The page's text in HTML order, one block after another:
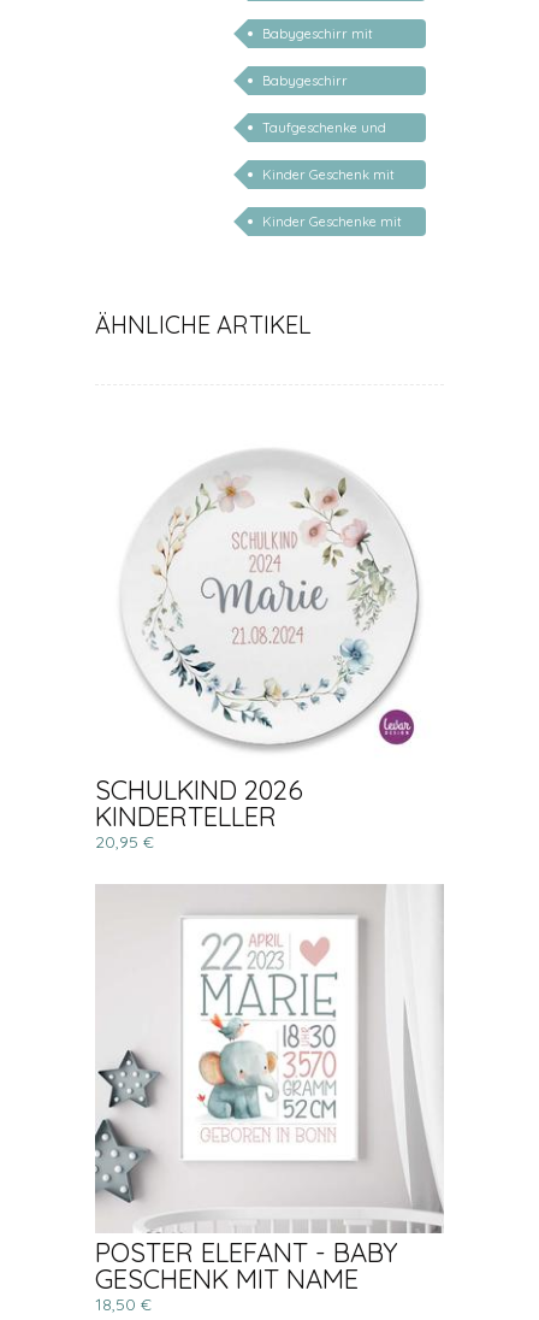
personalisiert
Babygeschirr mit
Name
Babygeschirr
personalisiert
Taufgeschenke und
Geschenke zur Geburt
Kinder Geschenk mit
Namen
Kinder Geschenke mit
ÄHNLICHE ARTIKEL
SCHULKIND 2026
KINDERTELLER
20,95 €
POSTER ELEFANT - BABY
GESCHENK MIT NAME
18,50 €